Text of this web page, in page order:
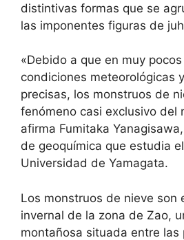
distintivas formas que se
las imponentes figuras de
«Debido a que en muy
condiciones meteorológicas
precisas, los monstruos de
fenómeno casi exclusivo del
afirma Fumitaka
de geoquímica que estudia
Universidad de Yamagata.
Los monstruos de nieve son
invernal de la zona de Zao,
montañosa situada entre las